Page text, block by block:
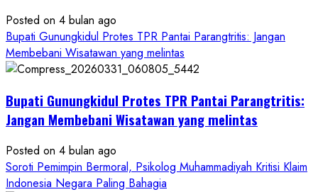
Ketum
PWRI
RI
Minta
Resmi
Posted on 4 bulan ago
Bupati Gunungkidul Protes TPR Pantai Parangtritis: Jangan
Membebani Wisatawan yang melintas
Bupati Gunungkidul Protes TPR Pantai Parangtritis:
Jangan Membebani Wisatawan yang melintas
Posted on 4 bulan ago
Soroti Pemimpin Bermoral, Psikolog Muhammadiyah Kritisi Klaim
Indonesia Negara Paling Bahagia